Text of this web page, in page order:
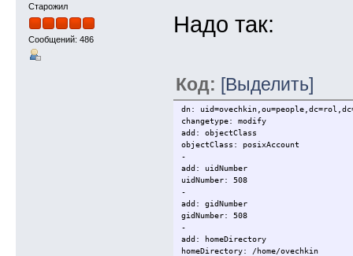
Старожил
Сообщений: 486
Надо так:
Код: [Выделить]
dn:
changetype: modify
add: objectClass
objectClass: posixAccount
-
add: uidNumber
uidNumber: 508
-
add: gidNumber
gidNumber: 508
-
add: homeDirectory
homeDirectory: /home/ovechkin